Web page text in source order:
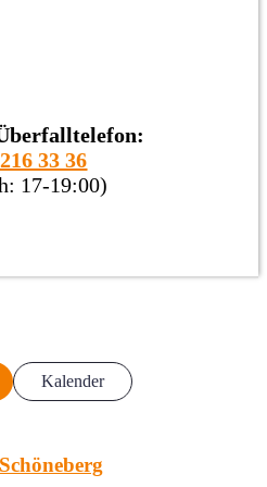
33 36
17-19:00)
Kalender